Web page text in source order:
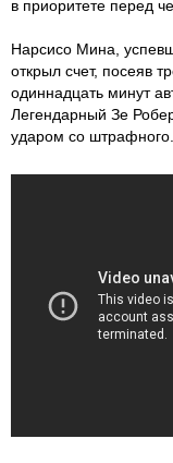
в приоритете перед
Нарсисо Мина,
открыл счет, посеяв
одиннадцать минут
Легендарный Зе
ударом со штрафного.